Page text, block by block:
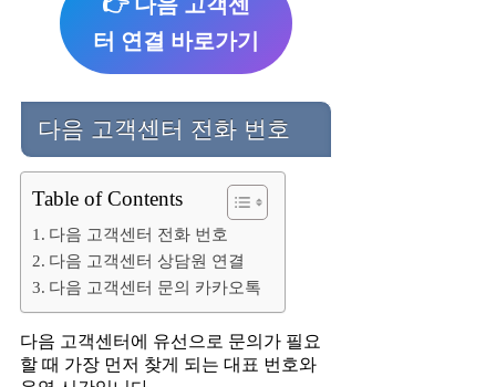
👉 다음 고객센
터 연결 바로가기
다음 고객센터 전화 번호
Table of Contents
다음 고객센터 전화 번호
다음 고객센터 상담원 연결
다음 고객센터 문의 카카오톡
다음 고객센터에 유선으로 문의가 필요
할 때 가장 먼저 찾게 되는 대표 번호와